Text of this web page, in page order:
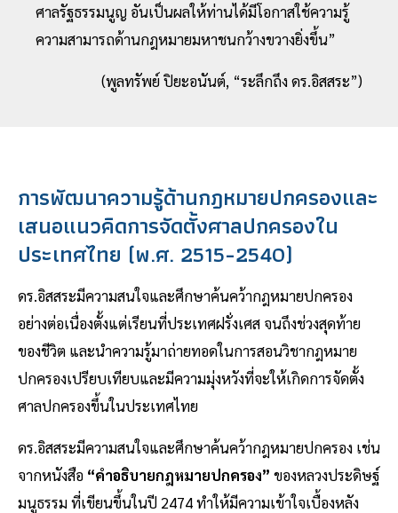
ศาลรัฐธรรมนูญ อันเป็นผลให้ท่านได้มีโอกาสใช้ความรู้
ความสามารถด้านกฎหมายมหาชนกว้างขวางยิ่งขึ้น”
(พูลทรัพย์ ปิยะอนันต์, “ระลึกถึง ดร.อิสสระ”)
การพัฒนาความรู้ด้านกฎหมายปกครองและ
เสนอแนวคิดการจัดตั้งศาลปกครองใน
ประเทศไทย (พ.ศ. 2515-2540)
ดร.อิสสระมีความสนใจและศึกษาค้นคว้ากฎหมายปกครอง
อย่างต่อเนื่องตั้งแต่เรียนที่ประเทศฝรั่งเศส จนถึงช่วงสุดท้าย
ของชีวิต และนำความรู้มาถ่ายทอดในการสอนวิชากฎหมาย
ปกครองเปรียบเทียบและมีความมุ่งหวังที่จะให้เกิดการจัดตั้ง
ศาลปกครองขึ้นในประเทศไทย
ดร.อิสสระมีความสนใจและศึกษาค้นคว้ากฎหมายปกครอง เช่น
จากหนังสือ “คำอธิบายกฎหมายปกครอง” ของหลวงประดิษฐ์
มนูธรรม ที่เขียนขึ้นในปี 2474 ทำให้มีความเข้าใจเบื้องหลัง